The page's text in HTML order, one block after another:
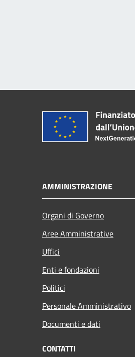
AMMINISTRAZIONE
Organi di Governo
Aree Amministrative
Uffici
Enti e fondazioni
Politici
Personale Amministrativo
Documenti e dati
CONTATTI